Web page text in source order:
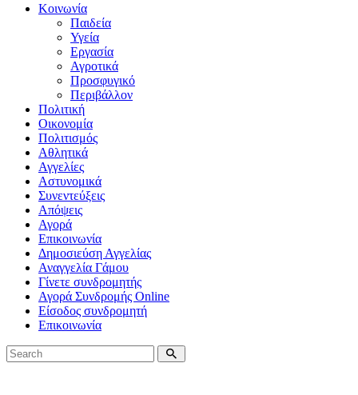
Κοινωνία
Παιδεία
Υγεία
Εργασία
Αγροτικά
Προσφυγικό
Περιβάλλον
Πολιτική
Οικονομία
Πολιτισμός
Αθλητικά
Αγγελίες
Αστυνομικά
Συνεντεύξεις
Απόψεις
Αγορά
Επικοινωνία
Δημοσιεύση Αγγελίας
Αναγγελία Γάμου
Γίνετε συνδρομητής
Αγορά Συνδρομής Online
Είσοδος συνδρομητή
Επικοινωνία